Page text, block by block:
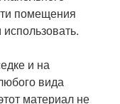
помещения
и на
вида
материал не